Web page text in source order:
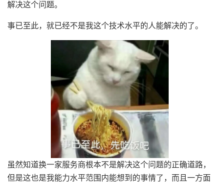
解决这个问题。
事已至此，就已经不是我这个技术水平的人能解决的了。
虽然知道换一家服务商根本不是解决这个问题的正确道路，
但是这也是我能力水平范围内能想到的事情了，而且一方面